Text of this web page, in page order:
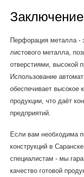
Заключение
Перфорация металла -
листового металла,
отверстиями, высокой
Использование
обеспечивает высокое
продукции, что даёт
предприятий.
Если вам необходима
конструкций в
специалистам - мы
качество готовой